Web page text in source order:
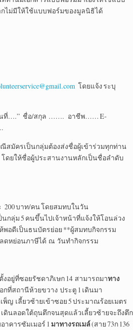
ไม่มีให้ใช้แบบฟอร์มของมูลนิธิได้
โดยแจ้ง ระบุ
วันที่….” ชื่อ/สกุล ……. อาชีพ…… E-
สมัครเป็นกลุ่มต้องส่งชื่อผู้เข้าร่วมทุกท่าน
โดยให้ชื่อผู้ประสานงานหลักเป็นชื่อลำดับ
บาท/คน โดยสมทบในวัน
นกลุ่ม 5 คนขึ้นไปเจ้าหน้าที่แจ้งให้โอนล่วง
พอดีเป็นธนบัตรย่อย **ผู้สมทบกิจกรรม
ดหย่อนภาษีได้ ณ วันทำกิจกรรม
ตั้งอยู่ที่ซอยรัชดาภิเษก 14 สามารถมาทาง
กที่สถานีห้วยขวาง ประตู 1 เดินมา
พ็ญ เลี้ยวซ้ายเข้าซอย 5 ประมาณร้อยเมตร
ดินลอดใต้ถุนตึกจนสุดแล้วเลี้ยวซ้ายจะถึงตึก
คารซัมเมอร์ 1 มาทางรถเมล์(สาย 73ก 136